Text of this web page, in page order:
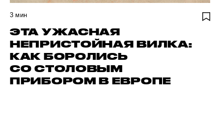
3 мин
ЭТА УЖАСНАЯ
НЕПРИСТОЙНАЯ ВИЛКА:
КАК БОРОЛИСЬ
СО СТОЛОВЫМ
ПРИБОРОМ В ЕВРОПЕ